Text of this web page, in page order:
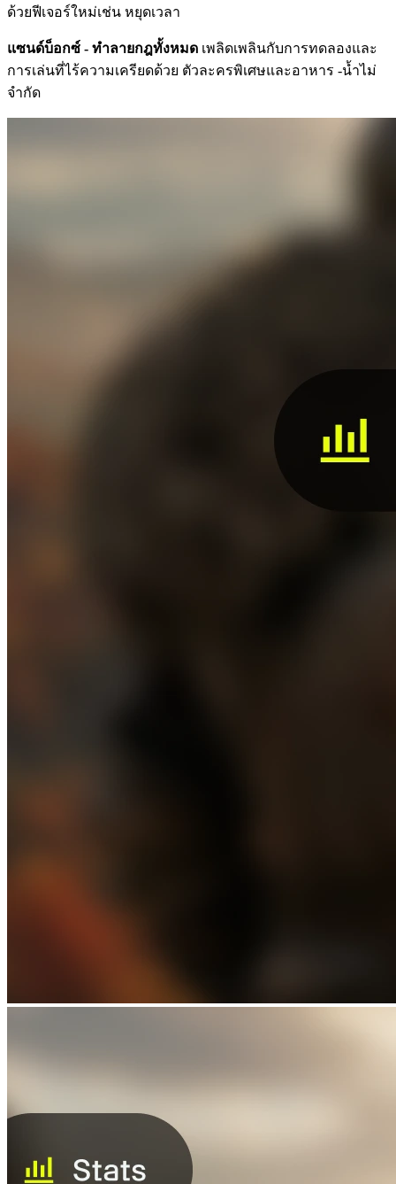
ด้วยฟีเจอร์ใหม่เช่น หยุดเวลา
แซนด์บ็อกซ์ - ทำลายกฎทั้งหมด เพลิดเพลินกับการทดลองและ
การเล่นที่ไร้ความเครียดด้วย ตัวละครพิเศษและอาหาร -น้ำไม่
จำกัด